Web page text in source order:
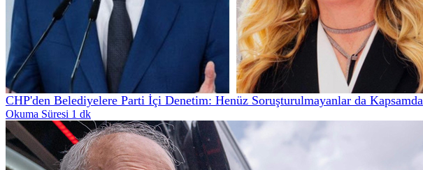
CHP'den Belediyelere Parti İçi Denetim: Henüz Soruşturulmayanlar da Kapsamda
Okuma Süresi 1 dk